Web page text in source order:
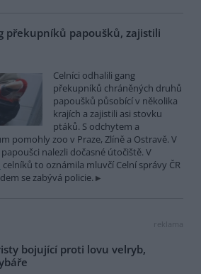
překupníků papoušků, zajistili
Celníci odhalili gang
překupníků chráněných druhů
papoušků působící v několika
krajích a zajistili asi stovku
ptáků. S odchytem a
pomohly zoo v Praze, Zlíně a Ostravě. V
nalezli dočasné útočiště. V
celníků to oznámila mluvčí Celní správy ČR
se zabývá policie.
reklama
bojující proti lovu velryb,